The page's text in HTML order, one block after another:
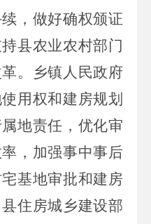
，做好确权颁证
县农业农村部门
。乡镇人民政府
用权和建房规划
地责任，优化审
，加强事中事后
基地审批和建房
县住房城乡建设部